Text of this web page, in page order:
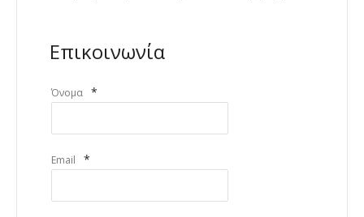
Επικοινωνία
Όνομα *
Email *